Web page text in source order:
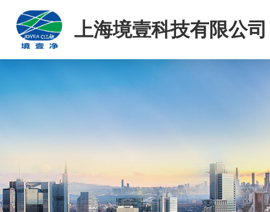
上海境壹科技有限公司